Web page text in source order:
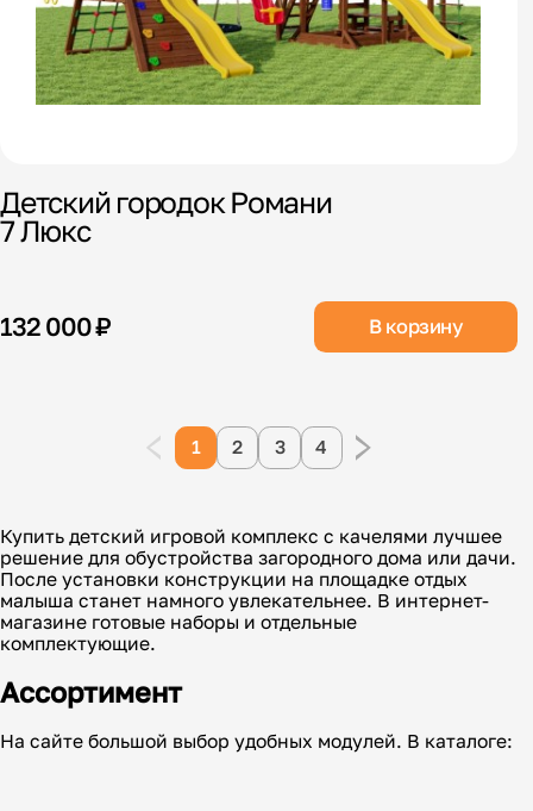
Детский городок Романи
7 Люкс
132 000 ₽ В корзину
1 2 3 4
Купить детский игровой комплекс с качелями лучшее
решение для обустройства загородного дома или дачи.
После установки конструкции на площадке отдых
малыша станет намного увлекательнее. В интернет-
магазине готовые наборы и отдельные
комплектующие.
Ассортимент
На сайте большой выбор удобных модулей. В каталоге: